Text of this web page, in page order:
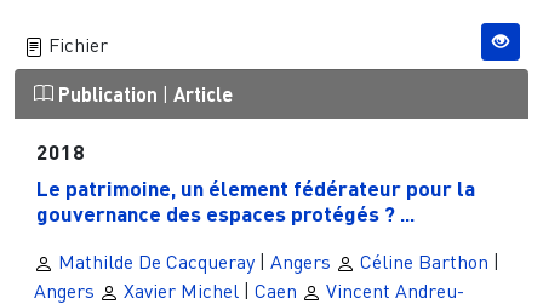
Fichier
Publication | Article
2018
Le patrimoine, un élement fédérateur pour la
gouvernance des espaces protégés ? ...
Mathilde De Cacqueray | Angers Céline Barthon |
Angers
Xavier Michel | Caen Vincent Andreu-